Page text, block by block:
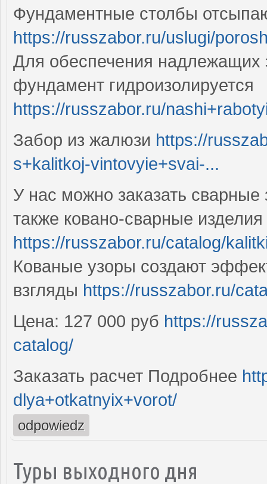
Фундаментные столбы
https://russzabor.ru/uslugi/
Для обеспечения надлежащих
фундамент гидроизолируется
https://russzabor.ru/
Забор из жалюзи https://
s+kalitkoj-vintovyie+svai-...
У нас можно заказать
также ковано-сварные
https://russzabor.ru/catalog/
Кованые узоры создают
взгляды https://russzabor.ru/
Цена: 127 000 руб https://
catalog/
Заказать расчет Подробнее
dlya+otkatnyix+vorot/
odpowiedz
Туры выходного дня